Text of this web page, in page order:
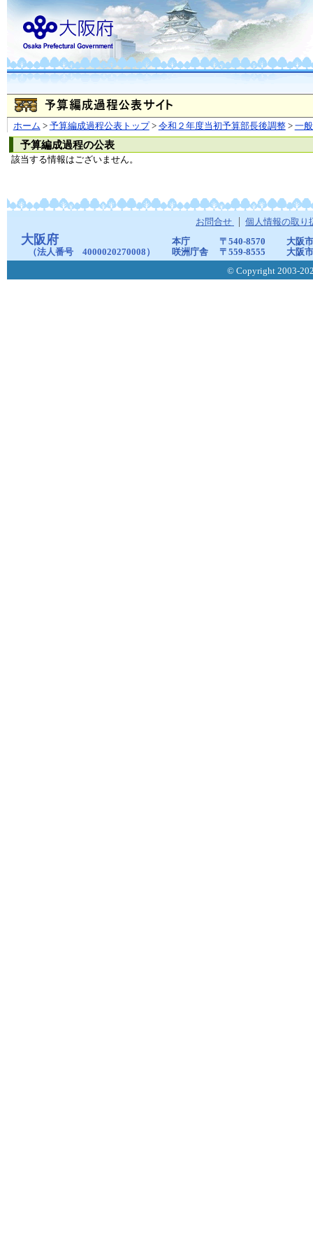
ホーム > 予算編成過程公表トップ> 令和２年度当初予算部長後調整> 一
予算編成過程の公表
該当する情報はございません。
お問合せ 個人情報の取り
大阪府
（法人番号 4000020270008）
本庁 〒540-8570
大阪
咲洲庁舎
〒559-8555
大阪
© Copyright 2003-